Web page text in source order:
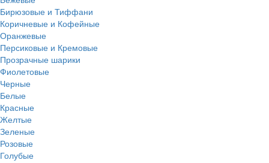
Бирюзовые и Тиффани
Коричневые и Кофейные
Оранжевые
Персиковые и Кремовые
Прозрачные шарики
Фиолетовые
Черные
Белые
Красные
Желтые
Зеленые
Розовые
Голубые